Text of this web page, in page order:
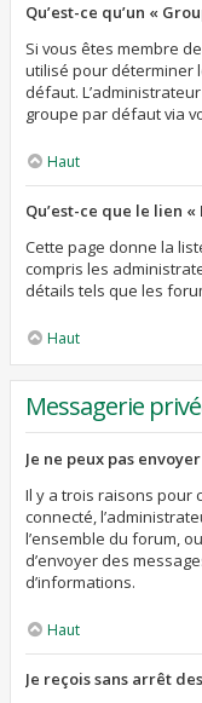
Qu’est-ce qu’un «
Si vous êtes membre
utilisé pour déterminer
défaut.
groupe par défaut via
Haut
Qu’est-ce que le lien
Cette page donne la
compris les
détails tels que les
Haut
Messagerie
Je ne peux pas
Il y a trois raisons pour
connecté,
l’ensemble du forum,
d’envoyer des
d’informations.
Haut
Je reçois sans arrêt